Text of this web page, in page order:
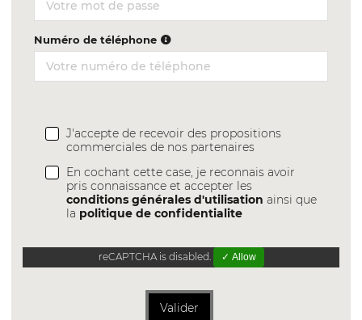
Numéro de téléphone
J'accepte de recevoir des propositions
commerciales de nos partenaires
En cochant cette case, je reconnais avoir
pris connaissance et accepter les
conditions générales d'utilisation ainsi que
la politique de confidentialite
reCAPTCHA is disabled. ✓ Allow
Valider